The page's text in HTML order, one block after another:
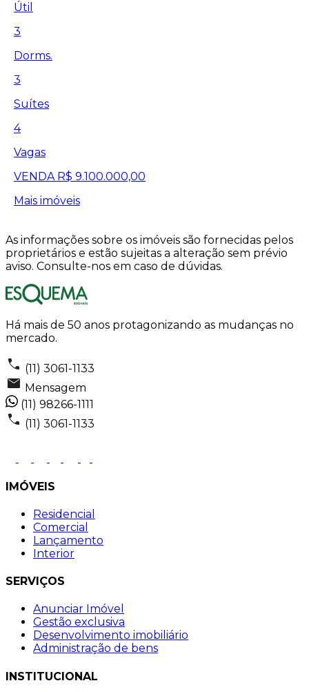
Útil
3
Dorms.
3
Suítes
4
Vagas
VENDA R$ 9.100.000,00
Mais imóveis
As informações sobre os imóveis são fornecidas pelos
proprietários e estão sujeitas a alteração sem prévio
aviso. Consulte-nos em caso de dúvidas.
Há mais de 50 anos protagonizando as mudanças no
mercado.
(11) 3061-1133
Mensagem
(11) 98266-1111
(11) 3061-1133
IMÓVEIS
Residencial
Comercial
Lançamento
Interior
SERVIÇOS
Anunciar Imóvel
Gestão exclusiva
Desenvolvimento imobiliário
Administração de bens
INSTITUCIONAL